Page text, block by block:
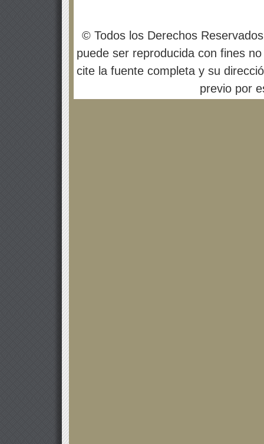
© Todos los Derechos
puede ser reproducida con fines
cite la fuente completa y su
previo por